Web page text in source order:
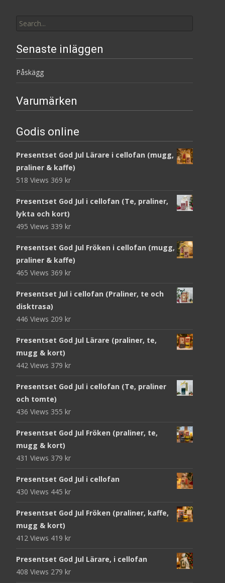
for:
Senaste inläggen
Påskägg
Varumärken
Godis online
Presentset God Jul Lärare i cellofan (mugg,
praliner & kaffe)
518 Views 369 kr
Presentset God Jul i cellofan (Te, praliner,
lykta och kort)
495 Views 339 kr
Presentset God Jul Fröken i cellofan (mugg,
praliner & kaffe)
465 Views 369 kr
Presentset Jul i cellofan (Praliner, te och
disktrasa)
446 Views 209 kr
Presentset God Jul Lärare (praliner, te,
mugg & kort)
442 Views 379 kr
Presentset God Jul i cellofan (Te, praliner
och tomte)
436 Views 355 kr
Presentset God Jul Fröken (praliner, te,
mugg & kort)
431 Views 379 kr
Presentset God Jul i cellofan
430 Views 445 kr
Presentset God Jul Fröken (praliner, kaffe,
mugg & kort)
412 Views 419 kr
Presentset God Jul Lärare, i cellofan
408 Views 279 kr